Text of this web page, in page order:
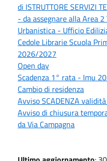
di ISTRUTTORE SERVIZI
- da assegnare alla Area
Urbanistica - Ufficio
Cedole Librarie Scuola
2026/2027
Open day
Scadenza 1° rata - Imu
Cambio di residenza
Avviso SCADENZA
Avviso di chiusura
da Via Campagna